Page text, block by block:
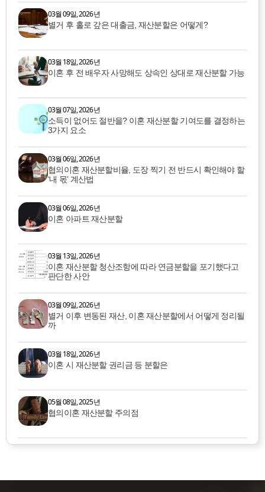
03월 09일, 2026년
별거 후 홀로 갚은 대출금, 재산분할은 어떻게?
03월 18일, 2026년
이혼 후 전 배우자 사망해도 상속인 상대로 재산분할 가능
03월 07일, 2026년
소득이 없어도 절반을? 이혼 재산분할 기여도를 결정하는
3가지 요소
03월 06일, 2026년
협의이혼 재산분할비율, 도장 찍기 전 반드시 확인해야 할
‘내 몫’ 계산법
03월 06일, 2026년
이혼 아파트 재산분할
03월 13일, 2026년
이혼 재산분할 청산조항에 따라 연금분할을 포기했다고
판단한 사안
03월 09일, 2026년
별거 이후 변동된 재산, 이혼 재산분할에서 어떻게 정리될
까
03월 18일, 2026년
이혼 시 재산분할 권리금 등 분할은
05월 08일, 2025년
협의이혼 재산분할 주의점